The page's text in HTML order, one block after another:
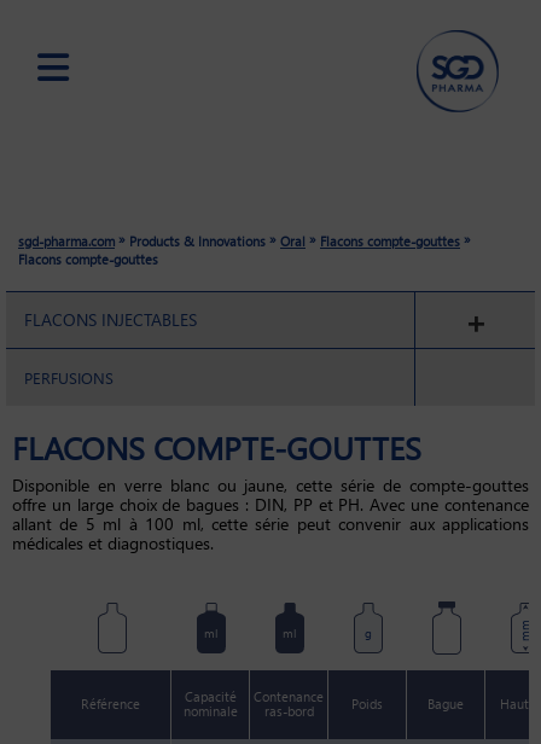
sgd-pharma.com » Products & Innovations » Oral » Flacons compte-gouttes »
Flacons compte-gouttes
FLACONS INJECTABLES
PERFUSIONS
FLACONS COMPTE-GOUTTES
Disponible en verre blanc ou jaune, cette série de compte-gouttes
offre un large choix de bagues : DIN, PP et PH. Avec une contenance
allant de 5 ml à 100 ml, cette série peut convenir aux applications
médicales et diagnostiques.
ml ml g mm
Référence
Capacité
nominale
Contenance
ras-bord
Poids Bague